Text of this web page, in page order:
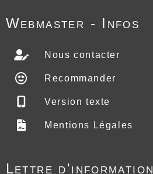
Webmaster - Infos
Nous contacter
Recommander
Version texte
Mentions Légales
Lettre d'information